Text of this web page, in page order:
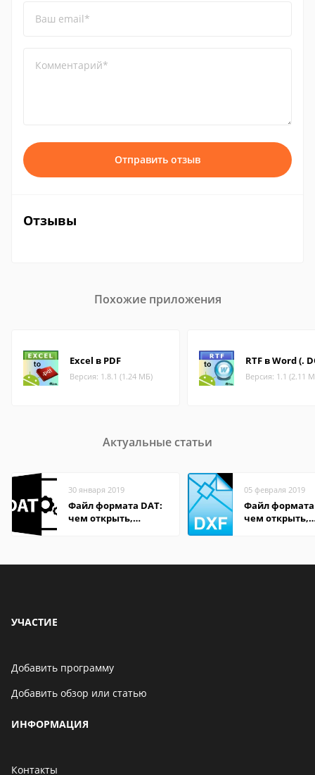
Ваш email*
Комментарий*
Отправить отзыв
Отзывы
Похожие приложения
Excel в PDF
Версия: 1.8.1 (1.24 МБ)
RTF в Word (.
Версия: 1.1 (2.11
Актуальные статьи
30 января 2019
Файл формата DAT:
чем открыть,
05 февраля 2019
Файл формата
чем открыть,
УЧАСТИЕ
Добавить программу
Добавить обзор или статью
ИНФОРМАЦИЯ
Контакты